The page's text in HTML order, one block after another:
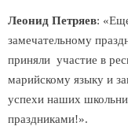
Леонид Петряев:
замечательному
приняли участие в
марийскому языку и
успехи наших
праздниками!».